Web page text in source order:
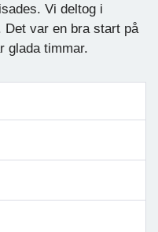
Vi deltog i
Det var en bra start på
glada timmar.